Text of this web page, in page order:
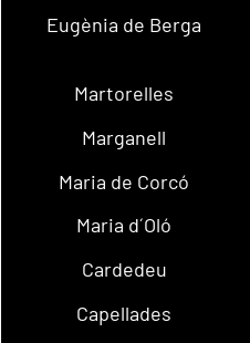
Eugènia de Berga
Martorelles
Marganell
Maria de Corcó
Maria d´Oló
Cardedeu
Capellades